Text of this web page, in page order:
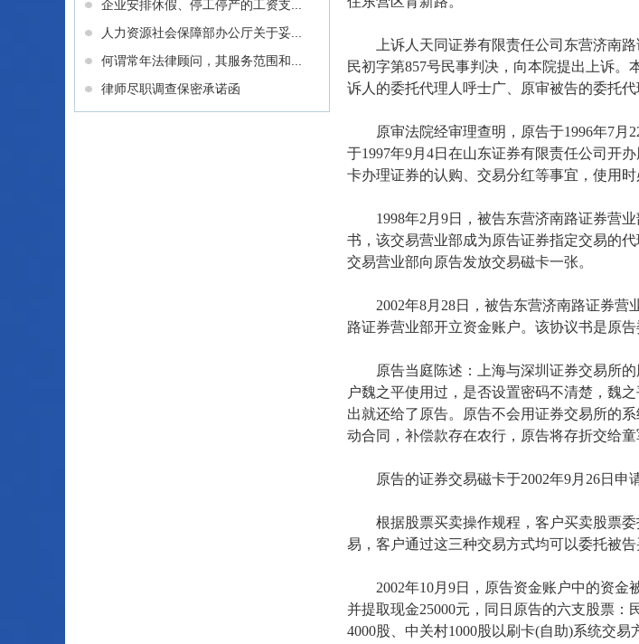
企业安排休假、停工停产的工资支...
人力资源社会保障部办公厅关于妥...
何谓常年法律顾问，其服务范围和...
律师尽职调查保密承诺函
上诉人天同证券有限责任公司东营济南路
民初字第857号民事判决，向本院提出上诉
诉人的委托代理人呼士广、原审被告的委托
原审法院经审理查明，原告于1996年7月22
于1997年9月4日在山东证券有限责任公司开
卡办理证券的认购、交易分红等事宜，使用时
1998年2月9日，被告东营济南路证券营业
书，该交易营业部成为原告证券指定交易的
交易营业部向原告发放交易磁卡一张。
2002年8月28日，被告东营济南路证券营
路证券营业部开立资金账户。该协议书是原
原告当庭陈述：上海与深圳证券交易所的
户魏之平使用过，是否设置密码不清楚，魏
出就还给了原告。原告不会用证券交易所的
动合同，补偿款存在农行，原告将存折交给
原告的证券交易磁卡于2002年9月26日申
根据股票买卖操作规程，客户买卖股票委
易，客户通过这三种交易方式均可以委托被告
2002年10月9日，原告资金账户中的资金
并提取现金25000元，同日原告的六支股票：
4000股、中关村1000股以刷卡(自助)系统交